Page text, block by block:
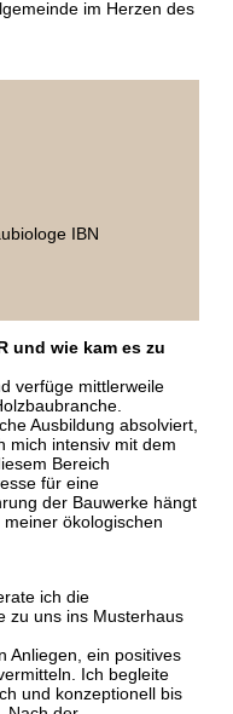
im Herzen des
IBN
und wie kam es zu
verfüge mittlerweile
Ausbildung absolviert,
mich intensiv mit dem
Bereich
für eine
der Bauwerke hängt
ökologischen
ich die
zu uns ins Musterhaus
Anliegen, ein positives
Ich begleite
und konzeptionell bis